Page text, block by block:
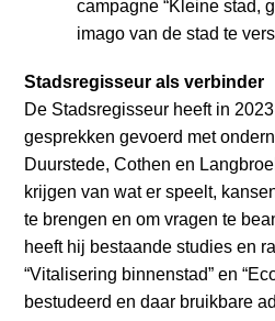
campagne “Kleine stad,
imago van de stad te
Stadsregisseur als verbinder
De Stadsregisseur heeft in
gesprekken gevoerd met
Duurstede, Cothen en
krijgen van wat er speelt,
te brengen en om vragen te
heeft hij bestaande studies en
“Vitalisering binnenstad” en
bestudeerd en daar bruikbare